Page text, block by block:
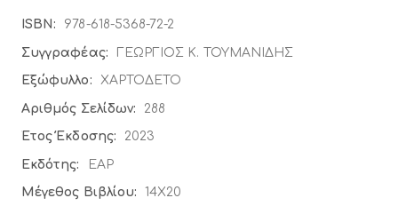
Περισσότερες
Πληροφορίες
978-618-5368-72-2
ΓΕΩΡΓΙΟΣ Κ. ΤΟΥΜΑΝΙΔΗΣ
ΧΑΡΤΟΔΕΤΟ
288
2023
ΕΑΡ
14X20